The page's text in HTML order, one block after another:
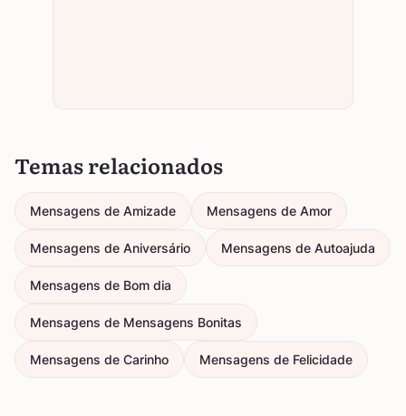
Temas relacionados
Mensagens de Amizade Mensagens de Amor
Mensagens de Aniversário Mensagens de Autoajuda
Mensagens de Bom dia
Mensagens de Mensagens Bonitas
Mensagens de Carinho Mensagens de Felicidade